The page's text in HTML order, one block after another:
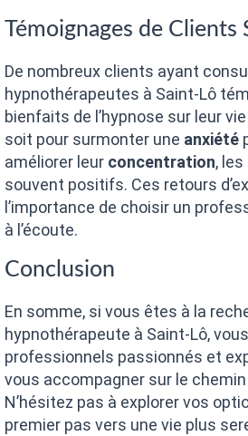
Témoignages de Clients
De nombreux clients ayant
hypnothérapeutes à Saint-Lô
bienfaits de l’hypnose sur leur
soit pour surmonter une anxiété
améliorer leur concentration,
souvent positifs. Ces retours
l’importance de choisir un
à l’écoute.
Conclusion
En somme, si vous êtes à la
hypnothérapeute à Saint-Lô,
professionnels passionnés et
vous accompagner sur le
N’hésitez pas à explorer vos
premier pas vers une vie plus